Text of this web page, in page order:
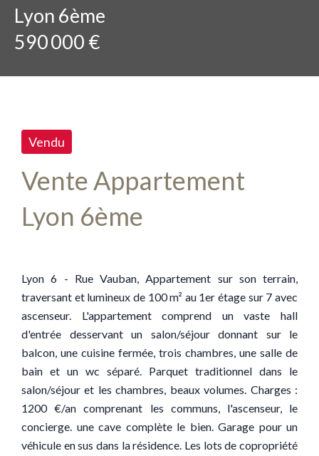
Lyon 6ème
590 000 €
Vendu
Vente Appartement
Lyon 6ème
Lyon 6 - Rue Vauban, Appartement sur son terrain,
traversant et lumineux de 100 m² au 1er étage sur 7 avec
ascenseur. L'appartement comprend un vaste hall
d'entrée desservant un salon/séjour donnant sur le
balcon, une cuisine fermée, trois chambres, une salle de
bain et un wc séparé. Parquet traditionnel dans le
salon/séjour et les chambres, beaux volumes. Charges :
1200 €/an comprenant les communs, l'ascenseur, le
concierge. une cave complète le bien. Garage pour un
véhicule en sus dans la résidence. Les lots de copropriété